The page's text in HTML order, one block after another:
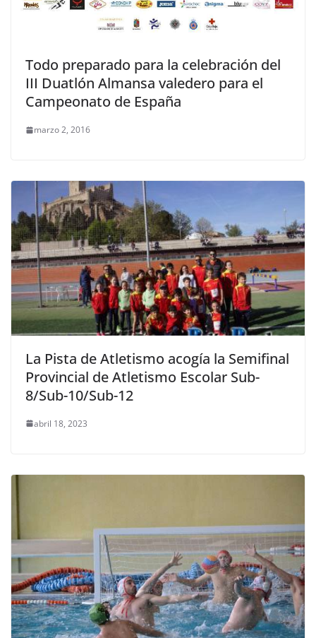
Todo preparado para la celebración del
III Duatlón Almansa valedero para el
Campeonato de España
marzo 2, 2016
La Pista de Atletismo acogía la Semifinal
Provincial de Atletismo Escolar Sub-
8/Sub-10/Sub-12
abril 18, 2023